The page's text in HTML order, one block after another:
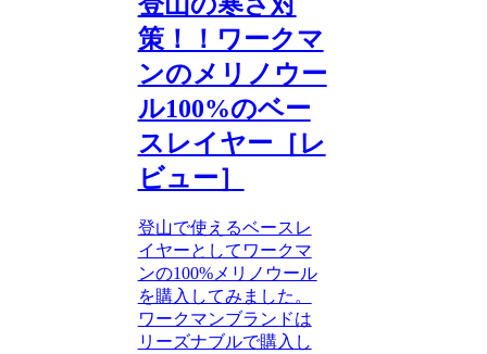
策！！ワークマ
ンのメリノウー
ル100%のベー
スレイヤー［レ
ビュー］
登山で使えるベースレ
イヤーとしてワークマ
ンの100%メリノウール
を購入してみました。
ワークマンブランドは
リーズナブルで購入し